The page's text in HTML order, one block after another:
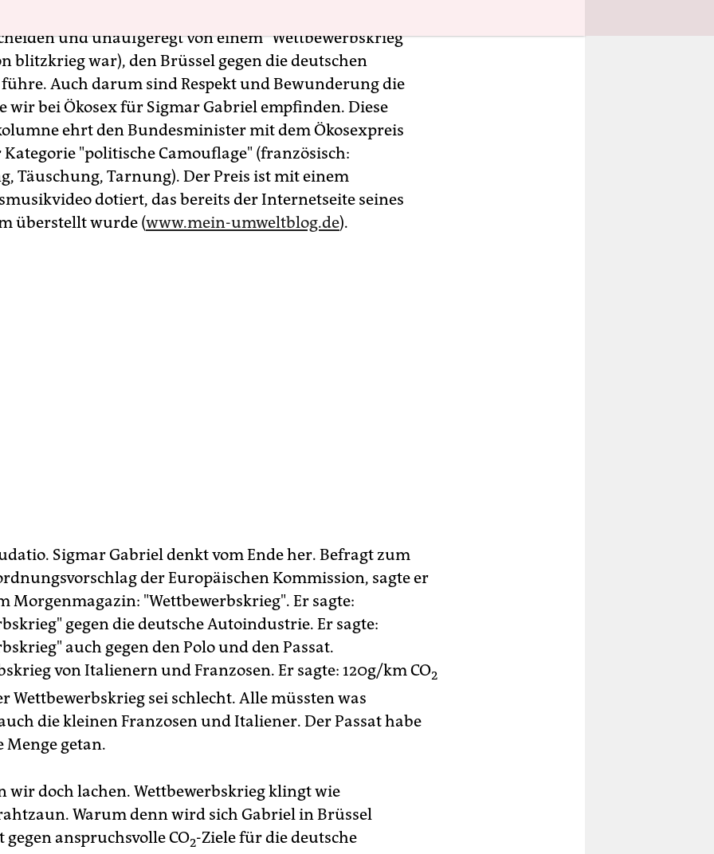
und unaufgeregt von einem "Wettbewerbskrieg"
blitzkrieg war), den Brüssel gegen die deutschen
Auch darum sind Respekt und Bewunderung die
wir bei Ökosex für Sigmar Gabriel empfinden. Diese
ehrt den Bundesminister mit dem Ökosexpreis
Kategorie "politische Camouflage" (französisch:
Täuschung, Tarnung). Der Preis ist mit einem
dotiert, das bereits der Internetseite seines
überstellt wurde (www.mein-umweltblog.de).
Sigmar Gabriel denkt vom Ende her. Befragt zum
der Europäischen Kommission, sagte er
Morgenmagazin: "Wettbewerbskrieg". Er sagte:
gegen die deutsche Autoindustrie. Er sagte:
auch gegen den Polo und den Passat.
von Italienern und Franzosen. Er sagte: 120g/km CO2
Wettbewerbskrieg sei schlecht. Alle müssten was
die kleinen Franzosen und Italiener. Der Passat habe
Menge getan.
wir doch lachen. Wettbewerbskrieg klingt wie
Warum denn wird sich Gabriel in Brüssel
gegen anspruchsvolle CO2-Ziele für die deutsche